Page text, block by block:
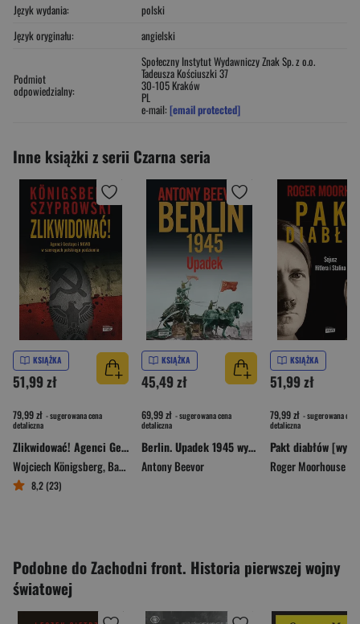
Język wydania:
polski
Język oryginału:
angielski
Podmiot
odpowiedzialny:
Społeczny Instytut Wydawniczy Znak Sp. z o.o.
Tadeusza Kościuszki 37
30-105 Kraków
PL
e-mail: [email protected]
Inne książki z serii Czarna seria
KSIĄŻKA
51,99 zł
79,99 zł - sugerowana cena
detaliczna
Zlikwidować! Agenci Gestapo i NKWD w szeregach polskiego podziemia
Wojciech Königsberg,Bartłomiej Szyprowski
8,2 (23)
KSIĄŻKA
45,49 zł
69,99 zł - sugerowana cena
detaliczna
Berlin. Upadek 1945 wyd. 2021
Antony Beevor
KSIĄŻKA
51,99 zł
79,99 zł - sugerowana cena
detaliczna
Pakt diabłów
Roger Moorhouse
Podobne do Zachodni front. Historia pierwszej wojny
światowej